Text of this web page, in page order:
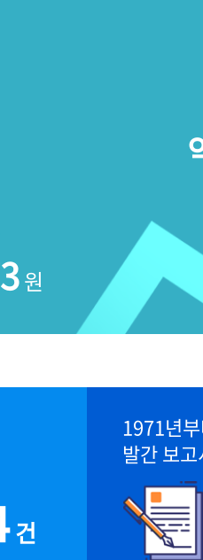
원
건
1971년
발간 보